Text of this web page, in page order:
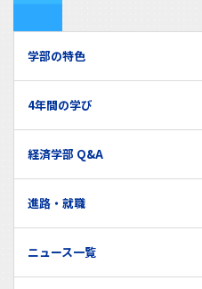
学部の特色
4年間の学び
経済学部 Q&A
進路・就職
ニュース一覧